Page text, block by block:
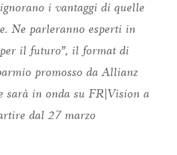
i vantaggi di quelle
Ne parleranno esperti in
il futuro”, il format di
promosso da Allianz
sarà in onda su FR|Vision a
dal 27 marzo